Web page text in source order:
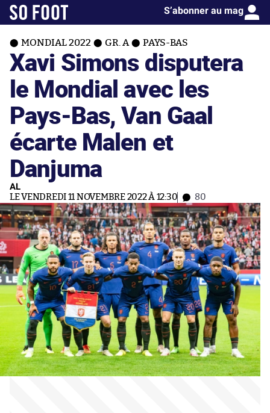
S’abonner au mag
MONDIAL 2022 GR. A PAYS-BAS
Xavi Simons disputera
le Mondial avec les
Pays-Bas, Van Gaal
écarte Malen et
Danjuma
AL
LE VENDREDI 11 NOVEMBRE 2022 À 12:30 80